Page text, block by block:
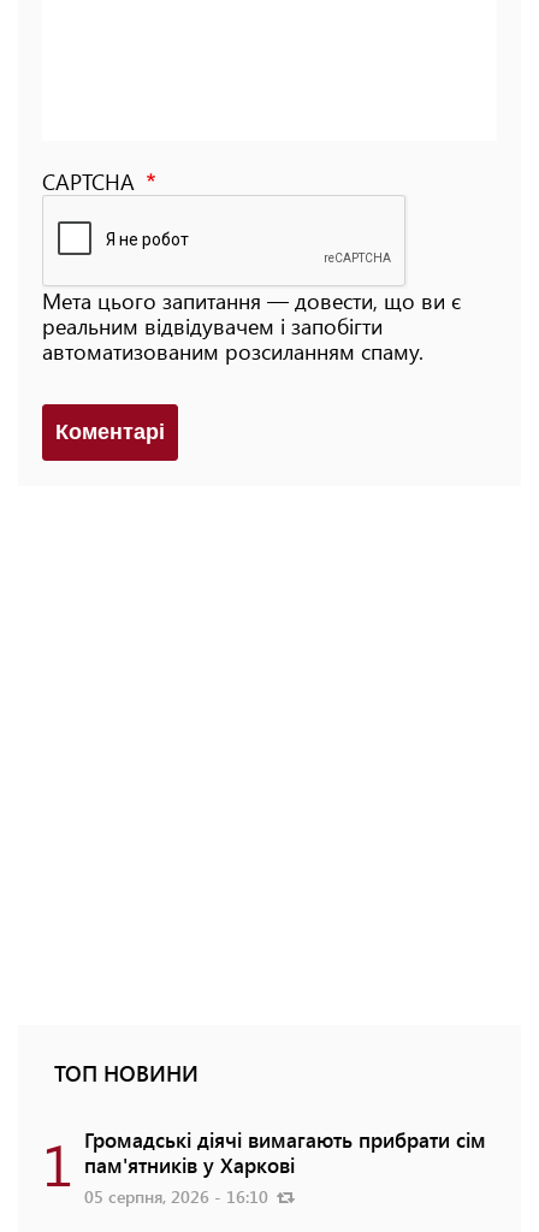
CAPTCHA
Мета цього запитання — довести, що ви є
реальним відвідувачем і запобігти
автоматизованим розсиланням спаму.
Коментарi
ТОП НОВИНИ
1 Громадські діячі вимагають прибрати сім
пам'ятників у Харкові
05 серпня, 2026 - 16:10